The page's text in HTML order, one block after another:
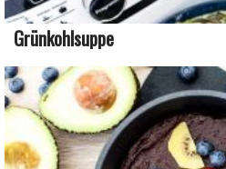
Grünkohlsuppe